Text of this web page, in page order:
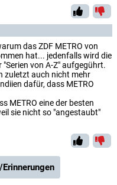
das ZDF METRO von
hat... jedenfalls wird die
von A-Z" aufgegührt.
zuletzt auch nicht mehr
dafür, dass METRO
METRO eine der besten
sie nicht so "angestaubt"